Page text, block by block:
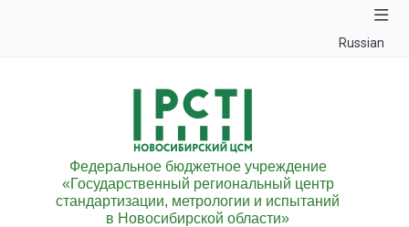
Russian
Федеральное бюджетное учреждение
«Государственный региональный центр
стандартизации, метрологии и испытаний
в Новосибирской области»